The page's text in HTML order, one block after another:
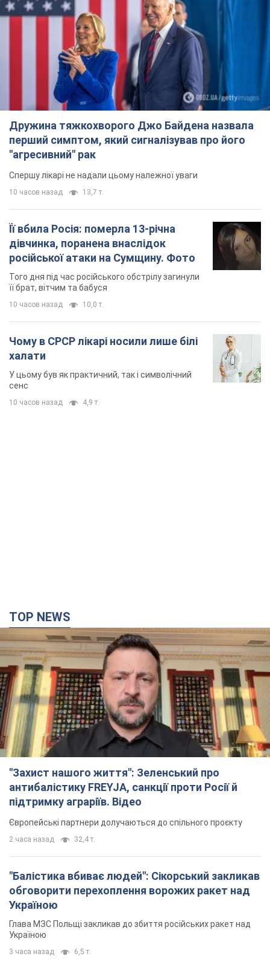
Дружина тяжкохворого Джо Байдена назвала
перший симптом, який сигналізував про його
"агресивний" рак
Спершу лікарі не надали цьому належної уваги
10 часов назад 13,7 т.
Її вбила Росія: померла 13-річна
дівчинка, поранена внаслідок
російської атаки на Сумщину. Фото
Того дня під час російського обстрілу загинули
її брат, вітчим та бабуся
10 часов назад 10,0 т.
Чому в СРСР лікарі носили лише білі
халати
У цьому був як практичний, так і символічний
сенс
10 часов назад 4,9 т.
TOP NEWS
"Захист нашого життя": Зеленський про
антибалістику FREYJA, санкції проти Росії й
підтримку аграріїв. Відео
Європейські партнери долучаються до спільного проєкту
2 часа назад 32,4 т.
"Балістика вбиває людей": Сікорський закликав
обговорити перехоплення ворожих ракет над
Україною
Глава МЗС Польщі закликав до збиття російських ракет над
Україною
3 часа назад 6,5 т.